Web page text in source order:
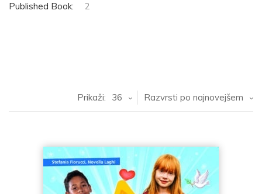
Published Book: 2
Razvrsti po najnovejšem
Prikaži: 36